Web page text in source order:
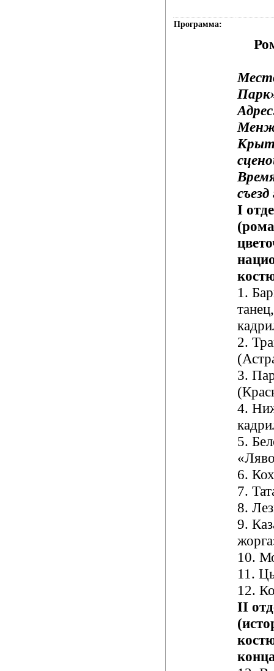
Программа:
Парк
I
1.
2.
3.
4.
5.
6.
7.
8.
9.
10.
11.
12.
II